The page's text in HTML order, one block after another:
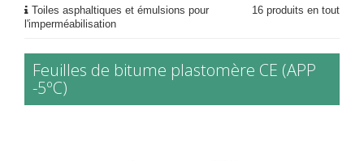
16 produits en tout
Toiles asphaltiques et émulsions pour
l'imperméabilisation
Feuilles de bitume plastomère CE (APP
-5ºC)